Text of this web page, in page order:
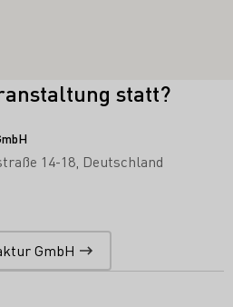
statt?
14-18 Deutschland
GmbH